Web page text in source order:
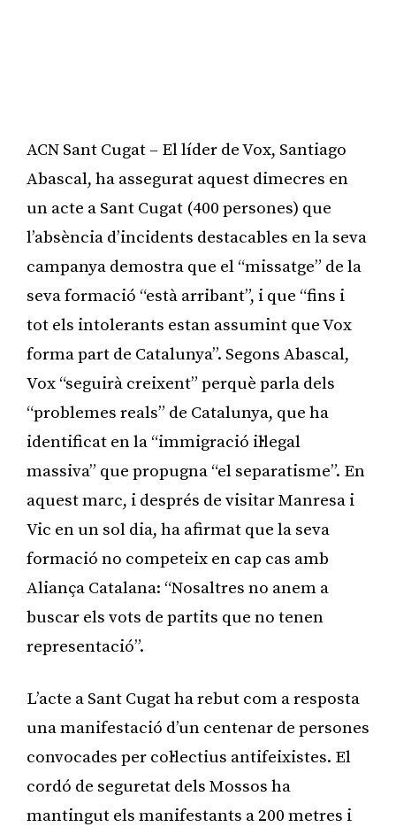
ACN Sant Cugat – El líder de Vox, Santiago
Abascal, ha assegurat aquest dimecres en
un acte a Sant Cugat (400 persones) que
l’absència d’incidents destacables en la seva
campanya demostra que el “missatge” de la
seva formació “està arribant”, i que “fins i
tot els intolerants estan assumint que Vox
forma part de Catalunya”. Segons Abascal,
Vox “seguirà creixent” perquè parla dels
“problemes reals” de Catalunya, que ha
identificat en la “immigració il·legal
massiva” que propugna “el separatisme”. En
aquest marc, i després de visitar Manresa i
Vic en un sol dia, ha afirmat que la seva
formació no competeix en cap cas amb
Aliança Catalana: “Nosaltres no anem a
buscar els vots de partits que no tenen
representació”.
L’acte a Sant Cugat ha rebut com a resposta
una manifestació d’un centenar de persones
convocades per col·lectius antifeixistes. El
cordó de seguretat dels Mossos ha
mantingut els manifestants a 200 metres i